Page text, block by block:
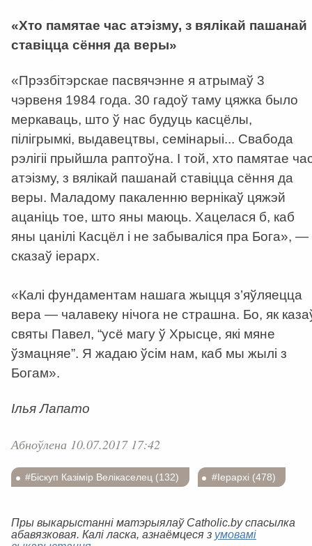
«Хто памятае час атэізму, з вялікай пашанай
ставіцца сёння да веры»
«Прэзбітэрскае пасвячэнне я атрымаў 3
чэрвеня 1984 года. 30 гадоў таму цяжка было
меркаваць, што ў нас будуць касцёлы,
пілігрымкі, выдавецтвы, семінарыі... Свабода
рэлігіі прыйшла раптоўна. І той, хто памятае
атэізму, з вялікай пашанай ставіцца сёння да
веры. Маладому пакаленню вернікаў цяжэй
ацаніць тое, што яны маюць. Хацелася б, каб
яны цанілі Касцёл і не забываліся пра Бога», —
сказаў іерарх.
«Калі фундаментам нашага жыцця з’яўляецца
вера — чалавеку нічога не страшна. Бо, як
святы Павел, “усё магу ў Хрысце, які мяне
ўзмацняе”. Я жадаю ўсім нам, каб мы жылі з
Богам».
Ілья Лапато
Абноўлена 10.07.2017 17:42
#Біскуп Казімір Велікаселец (132) #Іерархі (478)
Пры выкарыстанні матэрыялаў Catholic.by спасылка
абавязковая. Калі ласка, азнаёмцеся з умовамі